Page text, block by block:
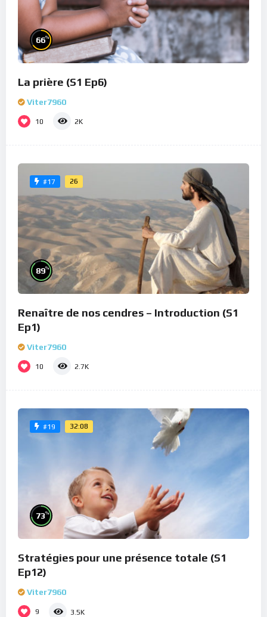
66%
La prière (S1 Ep6)
Viter7960
10 2K
#17 26
89%
Renaître de nos cendres – Introduction (S1
Ep1)
Viter7960
10 2.7K
#19 32:08
73%
Stratégies pour une présence totale (S1
Ep12)
Viter7960
9 3.5K